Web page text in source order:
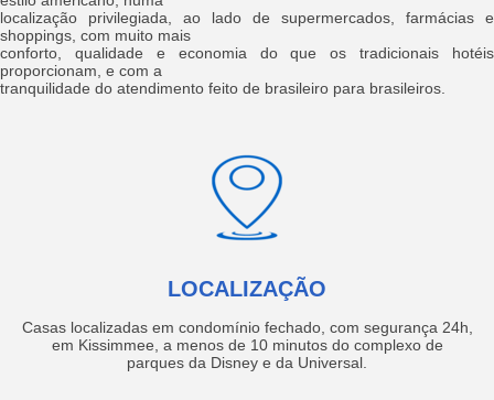
localização privilegiada, ao lado de supermercados, farmácias e
shoppings, com muito mais
conforto, qualidade e economia do que os tradicionais hotéis
proporcionam, e com a
tranquilidade do atendimento feito de brasileiro para brasileiros.
LOCALIZAÇÃO
Casas localizadas em condomínio fechado, com segurança 24h,
em Kissimmee, a menos de 10 minutos do complexo de
parques da Disney e da Universal.